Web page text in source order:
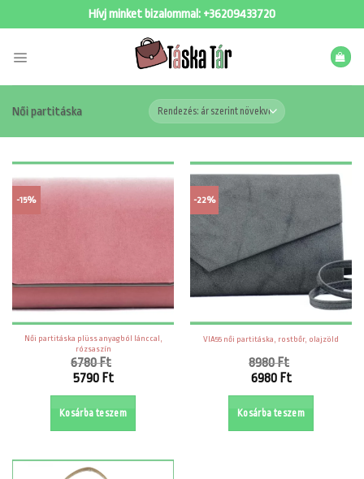
Hívj minket bizalommal: +36209433720
Női partitáska
-15%
Női partitáska plüss anyagból lánccal,
rózsaszín
6780Ft
Original
6780 Ft.
5790 Ft
Current
price
is:
5790 Ft.
Kosárba teszem
-22%
VIA55 női partitáska, rostbőr, olajzöld
8980Ft
Original
8980 Ft.
6980 Ft
Current
price
is:
6980 Ft.
Kosárba teszem